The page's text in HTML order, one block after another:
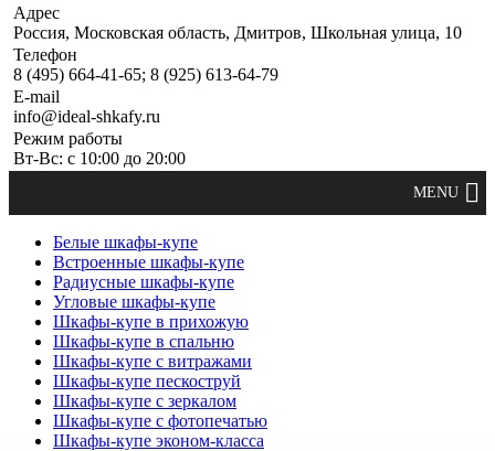
Адрес
Россия, Московская область, Дмитров, Школьная улица, 10
Телефон
8 (495) 664-41-65; 8 (925) 613-64-79
E-mail
info@ideal-shkafy.ru
Режим работы
Вт-Вс: с 10:00 до 20:00
Белые шкафы-купе
Встроенные шкафы-купе
Радиусные шкафы-купе
Угловые шкафы-купе
Шкафы-купе в прихожую
Шкафы-купе в спальню
Шкафы-купе с витражами
Шкафы-купе пескоструй
Шкафы-купе с зеркалом
Шкафы-купе с фотопечатью
Шкафы-купе эконом-класса